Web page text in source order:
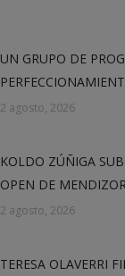
UN GRUPO DE
2 agosto, 2026
KOLDO ZÚÑIGA
OPEN DE
2 agosto, 2026
TERESA OLAVERRI